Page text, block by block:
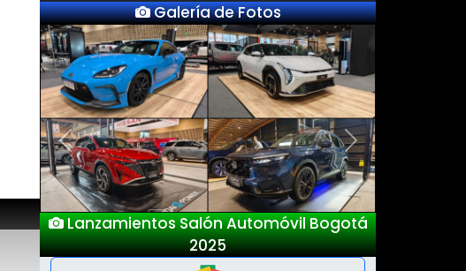
Galería de Fotos
Lanzamientos Salón Automóvil Bogotá
2025
Previous Next